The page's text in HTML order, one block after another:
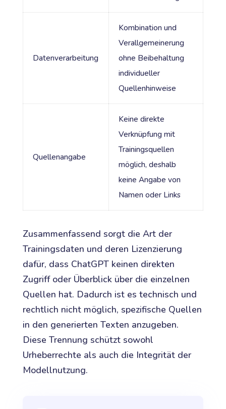
Datenverarbeitung
Kombination und
Verallgemeinerung
ohne Beibehaltung
individueller
Quellenhinweise
Quellenangabe
Keine direkte
Verknüpfung mit
Trainingsquellen
möglich, deshalb
keine Angabe von
Namen oder Links
Zusammenfassend sorgt die Art der
Trainingsdaten und deren Lizenzierung
dafür, dass ChatGPT keinen direkten
Zugriff oder Überblick über die einzelnen
Quellen hat. Dadurch ist es technisch und
rechtlich nicht möglich, spezifische Quellen
in den generierten Texten anzugeben.
Diese Trennung schützt sowohl
Urheberrechte als auch die Integrität der
Modellnutzung.